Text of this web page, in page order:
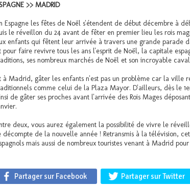
>> MADRID
Espagne les fêtes de Noël s'étendent de début décembre à
le réveillon du 24 avant de fêter en premier lieu les rois
enfants qui fêtent leur arrivée à travers une grande parade
pour faire revivre tous les ans l'esprit de Noël, la capitale
ses nombreux marchés de Noël et son incroyable
à Madrid, gâter les enfants n'est pas un problème car la ville
comme celui de la Plaza Mayor. D'ailleurs, dès le
de gâter ses proches avant l'arrivée des Rois Mages
deux, vous aurez également la possibilité de vivre le
décompte de la nouvelle année ! Retransmis à la télévision,
mais aussi de nombreux touristes venant à Madrid
Partager sur Facebook Partager sur Twitter